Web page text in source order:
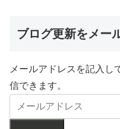
ブログ更新をメー
メールアドレスを記入し
信できます。